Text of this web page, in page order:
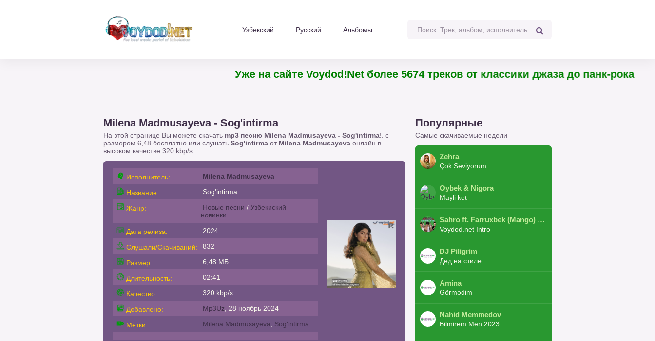
Узбекский Русский Альбомы
Уже на сайте Voydod!Net более 5674 треков от классики джаза до панк-рока
Milena Madmusayeva - Sog'intirma
На этой странице Вы можете скачать mp3 песню Milena Madmusayeva - Sog'intirma!. с
размером 6,48 бесплатно или слушать Sog'intirma от Milena Madmusayeva онлайн в
высоком качестве 320 kbp/s.
Исполнитель: Milena Madmusayeva
Название: Sog'intirma
Жанр: Новые песни / Узбекиский
новинки
Дата релиза: 2024
Слушали/Скачиваний: 832
Размер: 6,48 МБ
Длительность: 02:41
Качество: 320 kbp/s.
Добавлено: Mp3Uz , 28 ноябрь 2024
Метки: Milena Madmusayeva Sog'intirma
Популярные
Самые скачиваемые недели
Zehra
Çok Seviyorum
Oybek & Nigora
Mayli ket
Sahro ft. Farruxbek (Mango) ft. Shaxboz ft. Navruz and Zarba ft. DJ.JoHa
Voydod.net Intro
DJ Piligrim
Дед на стиле
Amina
Görmədim
Nahid Memmedov
Bilmirem Men 2023